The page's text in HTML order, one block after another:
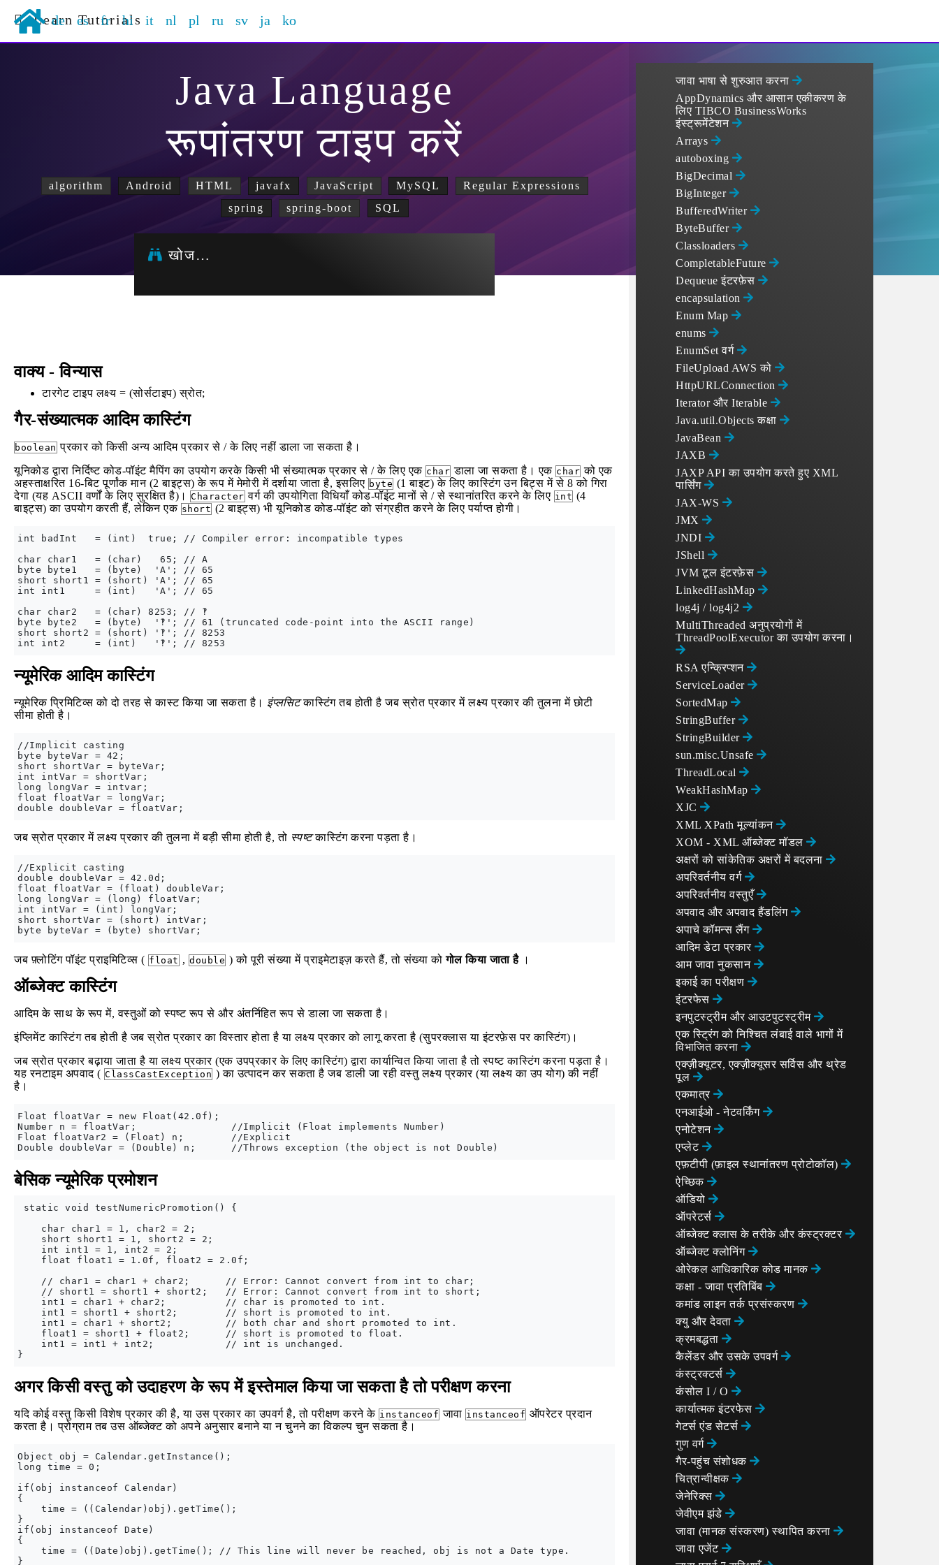
Learn Tutorials
de es fr hi it nl pl ru sv ja ko
Java Language
रूपांतरण टाइप करें
algorithm Android HTML javafx JavaScript MySQL
Regular Expressions
spring
spring-boot SQL
खोज…
वाक्य - विन्यास
टारगेट टाइप लक्ष्य = (सोर्सटाइप) स्रोत;
गैर-संख्यात्मक आदिम कास्टिंग
boolean प्रकार को किसी अन्य आदिम प्रकार से / के लिए नहीं डाला जा सकता है।
यूनिकोड द्वारा निर्दिष्ट कोड-पॉइंट मैपिंग का उपयोग करके किसी भी संख्यात्मक प्रकार से / के लिए एक char डाला जा सकता है। एक char को एक
अहस्ताक्षरित 16-बिट पूर्णांक मान (2 बाइट्स) के रूप में मेमोरी में दर्शाया जाता है, इसलिए byte (1 बाइट) के लिए कास्टिंग उन बिट्स में से 8 को गिरा
देगा (यह ASCII वर्णों के लिए सुरक्षित है)।
Character वर्ग की उपयोगिता विधियाँ कोड-पॉइंट मानों से / से स्थानांतरित करने के लिए int (4
बाइट्स) का उपयोग करती हैं, लेकिन एक short (2 बाइट्स) भी यूनिकोड कोड-पॉइंट को संग्रहीत करने के लिए पर्याप्त होगी।
int badInt   = (int)  true; // Compiler error: incompatible types
char char1   = (char)   65; // A
byte byte1   = (byte)  'A'; // 65
short short1 = (short) 'A'; // 65
int int1     = (int)   'A'; // 65
char char2   = (char) 8253; // ‽
byte byte2   = (byte)  '‽'; // 61 (truncated code-point into the ASCII range)
short short2 = (short) '‽'; // 8253
न्यूमेरिक आदिम कास्टिंग
न्यूमेरिक प्रिमिटिव्स को दो तरह से कास्ट किया जा सकता है। इंप्लसिटकास्टिंग तब होती है जब स्रोत प्रकार में लक्ष्य प्रकार की तुलना में छोटी
सीमा होती है।
//Implicit casting
byte byteVar = 42;
short shortVar = byteVar;
int intVar = shortVar;
long longVar = intvar;
float floatVar = longVar;
जब स्रोत प्रकार में लक्ष्य प्रकार की तुलना में बड़ी सीमा होती है, तो स्पष्टकास्टिंग करना पड़ता है।
//Explicit casting
double doubleVar = 42.0d;
float floatVar = (float) doubleVar;
long longVar = (long) floatVar;
int intVar = (int) longVar;
short shortVar = (short) intVar;
जब फ़्लोटिंग पॉइंट प्राइमिटिव्स ( float , double ) को पूरी संख्या में प्राइमेटाइज़ करते हैं, तो संख्या कोगोल किया जाता है।
ऑब्जेक्ट कास्टिंग
आदिम के साथ के रूप में, वस्तुओं को स्पष्ट रूप से और अंतर्निहित रूप से डाला जा सकता है।
इंप्लिमेंट कास्टिंग तब होती है जब स्रोत प्रकार का विस्तार होता है या लक्ष्य प्रकार को लागू करता है (सुपरक्लास या इंटरफ़ेस पर कास्टिंग)।
जब स्रोत प्रकार बढ़ाया जाता है या लक्ष्य प्रकार (एक उपप्रकार के लिए कास्टिंग) द्वारा कार्यान्वित किया जाता है तो स्पष्ट कास्टिंग करना पड़ता है।
यह रनटाइम अपवाद ( ClassCastException ) का उत्पादन कर सकता है जब डाली जा रही वस्तु लक्ष्य प्रकार (या लक्ष्य का उप योग) की नहीं
है।
Float floatVar = new Float(42.0f);
Number n = floatVar;                //Implicit (Float implements Number)
Float floatVar2 = (Float) n;        //Explicit
बेसिक न्यूमेरिक प्रमोशन
static void testNumericPromotion() {
    char char1 = 1, char2 = 2;
    short short1 = 1, short2 = 2;
    int int1 = 1, int2 = 2;
    float float1 = 1.0f, float2 = 2.0f;
    // char1 = char1 + char2;      // Error: Cannot convert from int to char;
    // short1 = short1 + short2;   // Error: Cannot convert from int to short;
    int1 = char1 + char2;          // char is promoted to int.
    int1 = short1 + short2;        // short is promoted to int.
    int1 = char1 + short2;         // both char and short promoted to int.
    float1 = short1 + float2;      // short is promoted to float.
    int1 = int1 + int2;            // int is unchanged.
अगर किसी वस्तु को उदाहरण के रूप में इस्तेमाल किया जा सकता है तो परीक्षण करना
यदि कोई वस्तु किसी विशेष प्रकार की है, या उस प्रकार का उपवर्ग है, तो परीक्षण करने के instanceof जावा instanceof ऑपरेटर प्रदान
करता है। प्रोग्राम तब उस ऑब्जेक्ट को अपने अनुसार बनाने या न चुनने का विकल्प चुन सकता है।
Object obj = Calendar.getInstance();
long time = 0;
if(obj instanceof Calendar)
{
    time = ((Calendar)obj).getTime();
}
if(obj instanceof Date)
{
    time = ((Date)obj).getTime(); // This line will never be reached, obj is not a Date type.
जावा भाषा से शुरुआत करना
AppDynamics और आसान एकीकरण के
लिए TIBCO BusinessWorks
इंस्ट्रूमेंटेशन
Arrays
autoboxing
BigDecimal
BigInteger
BufferedWriter
ByteBuffer
Classloaders
CompletableFuture
Dequeue इंटरफ़ेस
encapsulation
Enum Map
enums
EnumSet वर्ग
FileUpload AWS को
HttpURLConnection
Iterator और Iterable
Java.util.Objects कक्षा
JavaBean
JAXB
JAXP API का उपयोग करते हुए XML
पार्सिंग
JAX-WS
JMX
JNDI
JShell
JVM टूल इंटरफ़ेस
LinkedHashMap
log4j / log4j2
MultiThreaded अनुप्रयोगों में
ThreadPoolExecutor का उपयोग करना।
RSA एन्क्रिप्शन
ServiceLoader
SortedMap
StringBuffer
StringBuilder
sun.misc.Unsafe
ThreadLocal
WeakHashMap
XJC
XML XPath मूल्यांकन
XOM - XML ऑब्जेक्ट मॉडल
अक्षरों को सांकेतिक अक्षरों में बदलना
अपरिवर्तनीय वर्ग
अपरिवर्तनीय वस्तुएँ
अपवाद और अपवाद हैंडलिंग
अपाचे कॉमन्स लैंग
आदिम डेटा प्रकार
आम जावा नुकसान
इकाई का परीक्षण
इंटरफेस
इनपुटस्ट्रीम और आउटपुटस्ट्रीम
एक स्ट्रिंग को निश्चित लंबाई वाले भागों में
विभाजित करना
एक्ज़ीक्यूटर, एक्ज़ीक्यूसर सर्विस और थ्रेड
पूल
एकमात्र
एनआईओ - नेटवर्किंग
एनोटेशन
एप्लेट
एफ़टीपी (फ़ाइल स्थानांतरण प्रोटोकॉल)
ऐच्छिक
ऑडियो
ऑपरेटर्स
ऑब्जेक्ट क्लास के तरीके और कंस्ट्रक्टर
ऑब्जेक्ट क्लोनिंग
ओरेकल आधिकारिक कोड मानक
कक्षा - जावा प्रतिबिंब
कमांड लाइन तर्क प्रसंस्करण
क्यु और देवता
क्रमबद्धता
कैलेंडर और उसके उपवर्ग
कंस्ट्रक्टर्स
कंसोल I / O
कार्यात्मक इंटरफेस
गेटर्स एंड सेटर्स
गुण वर्ग
गैर-पहुंच संशोधक
चित्रान्वीक्षक
जेनेरिक्स
जेवीएम झंडे
जावा (मानक संस्करण) स्थापित करना
जावा एजेंट